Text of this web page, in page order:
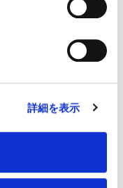
詳細を表示
すいコンテン